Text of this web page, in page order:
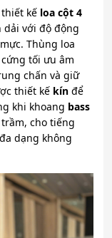
kế loa cột 4
dải với độ động
Thùng loa
tối ưu âm
chấn và giữ
thiết kế kín để
khi khoang bass
cho tiếng
dạng không